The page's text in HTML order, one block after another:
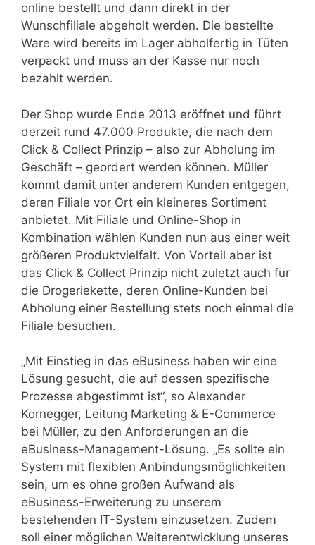
online bestellt und dann direkt in der
Wunschfiliale abgeholt werden. Die bestellte
Ware wird bereits im Lager abholfertig in Tüten
verpackt und muss an der Kasse nur noch
bezahlt werden.
Der Shop wurde Ende 2013 eröffnet und führt
derzeit rund 47.000 Produkte, die nach dem
Click & Collect Prinzip – also zur Abholung im
Geschäft – geordert werden können. Müller
kommt damit unter anderem Kunden entgegen,
deren Filiale vor Ort ein kleineres Sortiment
anbietet. Mit Filiale und Online-Shop in
Kombination wählen Kunden nun aus einer weit
größeren Produktvielfalt. Von Vorteil aber ist
das Click & Collect Prinzip nicht zuletzt auch für
die Drogeriekette, deren Online-Kunden bei
Abholung einer Bestellung stets noch einmal die
Filiale besuchen.
„Mit Einstieg in das eBusiness haben wir eine
Lösung gesucht, die auf dessen spezifische
Prozesse abgestimmt ist“, so Alexander
Kornegger, Leitung Marketing & E-Commerce
bei Müller, zu den Anforderungen an die
eBusiness-Management-Lösung. „Es sollte ein
System mit flexiblen Anbindungsmöglichkeiten
sein, um es ohne großen Aufwand als
eBusiness-Erweiterung zu unserem
bestehenden IT-System einzusetzen. Zudem
soll einer möglichen Weiterentwicklung unseres